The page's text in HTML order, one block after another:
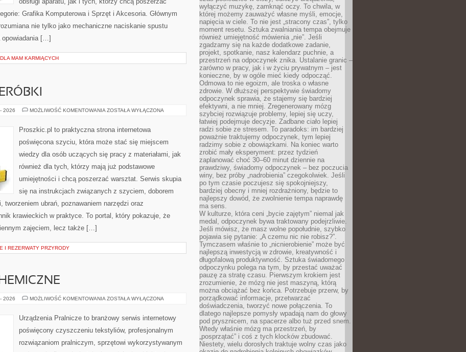
Grafika Komputerowa i Sprzęt i Akcesoria. Głównym
nie tylko jako mechaniczne naciskanie spustu
opowiadania […]
MAM KARMIĄCYCH
2026 MOŻLIWOŚĆ KOMENTOWANIA NAPRAWY
ZOSTAŁA WYŁĄCZONA
Proszkic.pl to praktyczna strona internetowa
poświęcona szyciu, która może stać się miejscem
wiedzy dla osób uczących się pracy z materiałami, jak
również dla tych, którzy mają już podstawowe
umiejętności i chcą poszerzać warsztat. Serwis skupia
się na instrukcjach związanych z szyciem, doborem
tworzeniem ubrań, poznawaniem narzędzi oraz
krawieckich w praktyce. To portal, który pokazuje, że
zajęciem, lecz także […]
I REZERWATY PRZYRODY
2026 MOŻLIWOŚĆ KOMENTOWANIA CZYSZCZENIE
ZOSTAŁA WYŁĄCZONA
Urządzenia Pralnicze to branżowy serwis internetowy
poświęcony czyszczeniu tekstyliów, profesjonalnym
rozwiązaniom pralniczym, sprzętowi wykorzystywanym
wyłączyć muzykę, zamknąć oczy. To chwila, w
której możemy zauważyć własne myśli, emocje,
napięcia w ciele. To nie jest „stracony czas”, tylko
moment resetu. Sztuka zwalniania tempa obejmuje
również umiejętność mówienia „nie”. Jeśli
zgadzamy się na każde dodatkowe zadanie,
projekt, spotkanie, nasz kalendarz puchnie, a
przestrzeń na odpoczynek znika. Ustalanie granic –
zarówno w pracy, jak i w życiu prywatnym – jest
konieczne, by w ogóle mieć kiedy odpocząć.
Odmowa to nie egoizm, ale troska o własne
zdrowie. W dłuższej perspektywie świadomy
odpoczynek sprawia, że stajemy się bardziej
efektywni, a nie mniej. Zregenerowany mózg
szybciej rozwiązuje problemy, lepiej się uczy,
łatwiej podejmuje decyzje. Zadbane ciało lepiej
radzi sobie ze stresem. To paradoks: im bardziej
poważnie traktujemy odpoczynek, tym lepiej
radzimy sobie z obowiązkami. Na koniec warto
zrobić mały eksperyment: przez tydzień
zaplanować choć 30–60 minut dziennie na
prawdziwy, świadomy odpoczynek – bez poczucia
winy, bez próby „nadrobienia” czegokolwiek. Jeśli
po tym czasie poczujesz się spokojniejszy,
bardziej obecny i mniej rozdrażniony, będzie to
najlepszy dowód, że zwolnienie tempa naprawdę
ma sens.
W kulturze, która ceni „bycie zajętym” niemal jak
medal, odpoczynek bywa traktowany podejrzliwie.
Jeśli mówisz, że masz wolne popołudnie, szybko
pojawia się pytanie: „A czemu nic nie robisz?”.
Tymczasem właśnie to „nicnierobienie” może być
najlepszą inwestycją w zdrowie, kreatywność i
długofalową produktywność. Sztuka świadomego
odpoczynku polega na tym, by przestać uważać
pauzę za stratę czasu. Pierwszym krokiem jest
zrozumienie, że mózg nie jest maszyną, którą
można obciążać bez końca. Potrzebuje przerw, by
porządkować informacje, przetwarzać
doświadczenia, tworzyć nowe połączenia. To
dlatego najlepsze pomysły wpadają nam do głowy
pod prysznicem, na spacerze albo tuż przed snem.
Wtedy właśnie mózg ma przestrzeń, by
„posprzątać” i coś z tych klocków zbudować.
Niestety, wielu dorosłych traktuje wolny czas jako